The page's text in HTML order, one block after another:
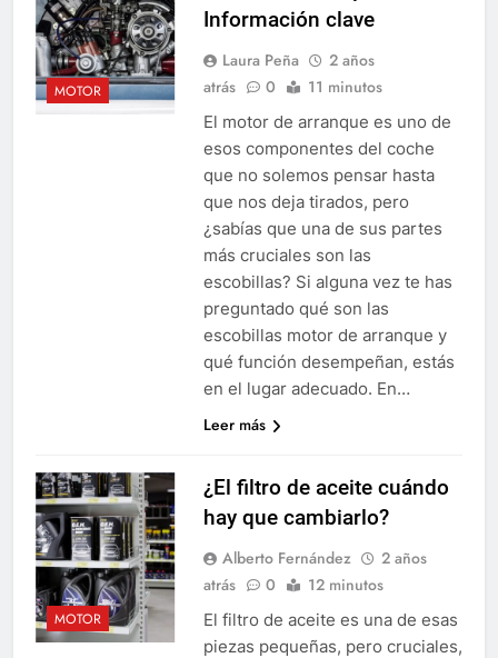
MOTOR
Información clave
Laura Peña
2 años
atrás
0 11 minutos
El motor de arranque es uno de
esos componentes del coche
que no solemos pensar hasta
que nos deja tirados, pero
¿sabías que una de sus partes
más cruciales son las
escobillas? Si alguna vez te has
preguntado qué son las
escobillas motor de arranque y
qué función desempeñan, estás
en el lugar adecuado. En…
Leer más
MOTOR
¿El filtro de aceite cuándo
hay que cambiarlo?
Alberto Fernández
2 años
atrás
0 12 minutos
El filtro de aceite es una de esas
piezas pequeñas, pero cruciales,